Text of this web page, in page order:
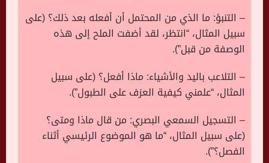
– التنبؤ: ما الذي من المحتمل أن أفعله بعد ذلك؟ (على
سبيل المثال، “انتظر، لقد أضفت الملح إلى هذه
الوصفة من قبل”).
– التلاعب باليد والأشياء: ماذا أفعل؟ (على سبيل
المثال، “علمني كيفية العزف على الطبول”).
– التسجيل السمعي البصري: من قال ماذا ومتى؟
(على سبيل المثال، “ما هو الموضوع الرئيسي أثناء
الفصل؟”).